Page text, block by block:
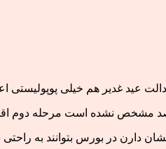
غدیر هم خیلی پوپولیستی
دارن در بورس بتوانند به